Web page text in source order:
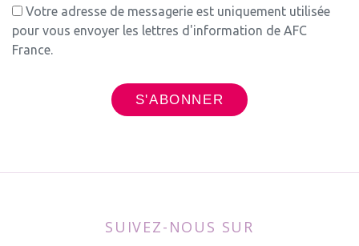
Votre adresse de messagerie est uniquement utilisée
pour vous envoyer les lettres d'information de AFC
France.
SUIVEZ-NOUS SUR